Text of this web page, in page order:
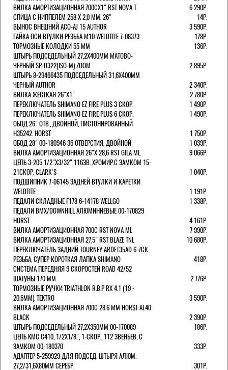
ВИЛКА АМОРТИЗАЦИОННАЯ 700СХ1" RST NOVA T
6 290Р.
СПИЦА С НИППЕЛЕМ 258 Х 2,0 ММ, 26"
14Р.
ВЫНОС ВНЕШНИЙ ACO-AJ 15 AUTHOR
3 590Р.
ГАЙКА ОСИ ВТУЛКИ РЕЗЬБА М10 WELDTITE 7-08373
178Р.
ТОРМОЗНЫЕ КОЛОДКИ 55 ММ
136Р.
ШТЫРЬ ПОДСЕДЕЛЬНЫЙ 27,2Х400ММ МАТОВО-
ЧЕРНЫЙ SP-D322(ISO-M) ZOOM
2 895Р.
ШТЫРЬ 8-29466435 ПОДСЕДЕЛЬНЫЙ 31,6X400ММ
ЧЕРНЫЙ AUTHOR
2 340Р.
ВИЛКА ЖЕСТКАЯ 26"Х1"
2 780Р.
ПЕРЕКЛЮЧАТЕЛЬ SHIMANO EZ FIRE PLUS 3 СКОР.
1 490Р.
ПЕРЕКЛЮЧАТЕЛЬ SHIMANO EZ FIRE PLUS 6 СКОР.
1 490Р.
ОБОД 26" ОТВ., ДВОЙНОЙ, ПИСТОНИРОВАННЫЙ
H35242. HORST
1 750Р.
ОБОД 28" 00-180946 36 ОТВЕРСТИЯ, ДВОЙНОЙ
1 039Р.
ВИЛКА АМОРТИЗАЦИОННАЯ 26"Х 28,6 RST GILA ML
9 066Р.
ЦЕПЬ 3-205 1/2"X3/32" 116ЗВ. ХРОМИР.С ЗАМКОМ 15-
21СКОР. CLARK`S
1 040Р.
ПОДШИПНИК 7-06145 ЗАДНЕЙ ВТУЛКИ И КАРЕТКИ
WELDTITE
1 191Р.
ПЕДАЛИ СКЛАДНЫЕ F178 6-14178 WELLGO
1 338Р.
ПЕДАЛИ BMX/DOWNHILL АЛЮМИНИЕВЫЕ 00-170829
HORST
4 161Р.
ВИЛКА АМОРТИЗАЦИОННАЯ 700С RST NOVA ML
7 990Р.
ВИЛКА АМОРТИЗАЦИОННАЯ 27,5" RST BLAZE TNL
10 680Р.
ПЕРЕКЛЮЧАТЕЛЬ ЗАДНИЙ TOURNEY ARDFT35AD 6-7СК.
РЕЗЬБА, СУПЕР КОРОТКАЯ ЛАПКА SHIMANO
418Р.
СИСТЕМА ПЕРЕДНЯЯ 9 СКОРОСТЕЙ ROAD 42/52
ШАТУНЫ 170 ММ
2 776Р.
ТОРМОЗНЫЕ РУЧКИ TRIATHLON R.B.P RX 4.1 (19 -
20.6ММ). TEKTRO
3 590Р.
ВИЛКА АМОРТИЗАЦИОННАЯ 700C 28.6 ММ HORST AL40
BLACK
2 390Р.
ШТЫРЬ ПОДСЕДЕЛЬНЫЙ 27,2Х350ММ 00-170089
186Р.
ЦЕПЬ KMC C410, 1/2Х1/8", 1-СКОР., 112 ЗВЕНЬЕВ, С
ЗАМКОМ 00-180370
333Р.
АДАПТЕР 5-259929 ДЛЯ ПОДСЕД. ШТЫРЯ АЛЮМ.
27,2/31,6Х80ММ СЕРЕБР.
301Р.